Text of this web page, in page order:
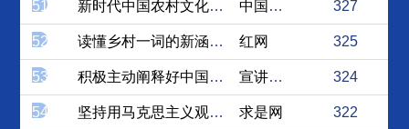
51 新时代中国农村文化建设的根... 中国社会科学网 327
52 读懂乡村一词的新涵义，精准... 红网 325
53 积极主动阐释好中国道路 宣讲家网 324
54 坚持用马克思主义观察、解读... 求是网 322